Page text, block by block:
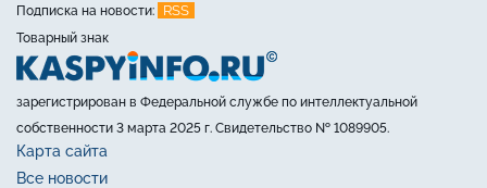
Подписка на новости:
RSS
Товарный знак
зарегистрирован в Федеральной службе по интеллектуальной
собственности 3 марта 2025 г. Свидетельство № 1089905.
Карта сайта
Все новости